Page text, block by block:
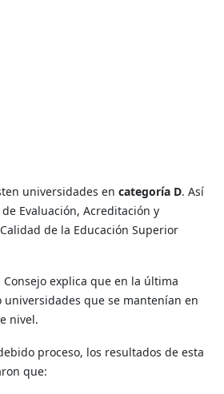
universidades encategoría D. Así
de Evaluación, Acreditación y
de la Educación Superior
explica que en la última
universidades que se mantenían en
nivel.
proceso, los resultados de esta
que: